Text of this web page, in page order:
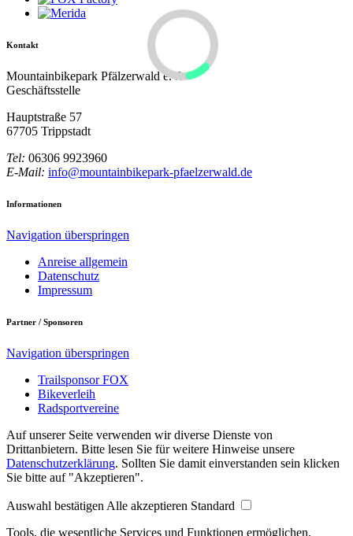
Kontakt
Mountainbikepark Pfälzerwald e.V.
Geschäftsstelle
Hauptstraße 57
67705 Trippstadt
Tel: 06306 9923960
E-Mail: info@mountainbikepark-pfaelzerwald.de
Informationen
Navigation überspringen
Anreise allgemein
Datenschutz
Impressum
Partner / Sponsoren
Navigation überspringen
Trailsponsor FOX
Bikeverleih
Radsportvereine
Auf unserer Seite verwenden wir diverse Dienste von
Drittanbietern. Bitte lesen Sie für weitere Hinweise unsere
Datenschutzerklärung. Sollten Sie damit einverstanden sein klicken
Sie bitte auf "Akzeptieren".
Auswahl bestätigen Alle akzeptieren Standard
Tools, die wesentliche Services und Funktionen ermöglichen,